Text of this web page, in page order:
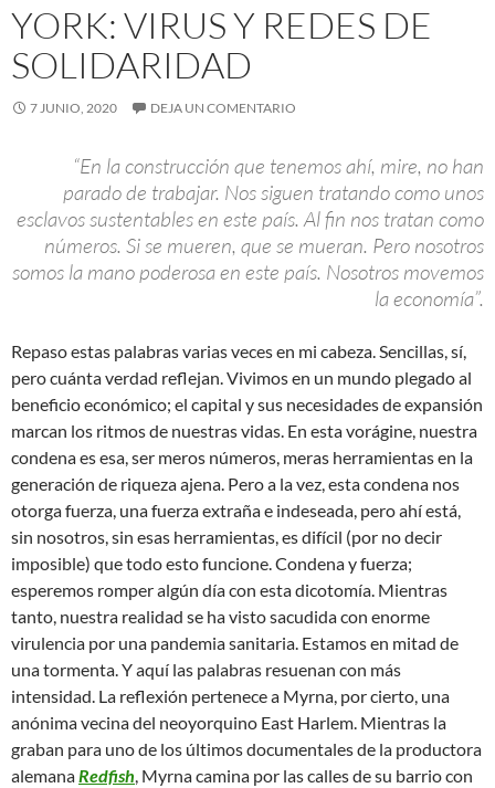
YORK: VIRUS Y REDES DE
SOLIDARIDAD
7 JUNIO, 2020 DEJA UN COMENTARIO
“En la construcción que tenemos ahí, mire, no han
parado de trabajar. Nos siguen tratando como unos
esclavos sustentables en este país. Al fin nos tratan como
números. Si se mueren, que se mueran. Pero nosotros
somos la mano poderosa en este país. Nosotros movemos
la economía”.
Repaso estas palabras varias veces en mi cabeza. Sencillas, sí,
pero cuánta verdad reflejan. Vivimos en un mundo plegado al
beneficio económico; el capital y sus necesidades de expansión
marcan los ritmos de nuestras vidas. En esta vorágine, nuestra
condena es esa, ser meros números, meras herramientas en la
generación de riqueza ajena. Pero a la vez, esta condena nos
otorga fuerza, una fuerza extraña e indeseada, pero ahí está,
sin nosotros, sin esas herramientas, es difícil (por no decir
imposible) que todo esto funcione. Condena y fuerza;
esperemos romper algún día con esta dicotomía. Mientras
tanto, nuestra realidad se ha visto sacudida con enorme
virulencia por una pandemia sanitaria. Estamos en mitad de
una tormenta. Y aquí las palabras resuenan con más
intensidad. La reflexión pertenece a Myrna, por cierto, una
anónima vecina del neoyorquino East Harlem. Mientras la
graban para uno de los últimos documentales de la productora
alemanaRedfish, Myrna camina por las calles de su barrio con